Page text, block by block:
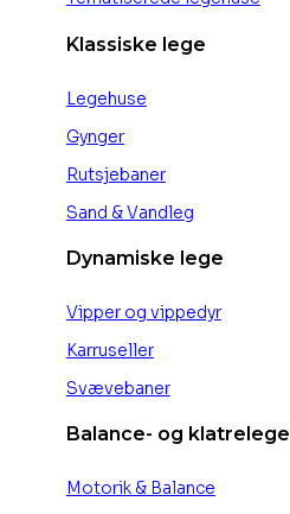
Klassiske lege
Legehuse
Gynger
Rutsjebaner
Sand & Vandleg
Dynamiske lege
Vipper og vippedyr
Karruseller
Svævebaner
Balance- og klatrelege
Motorik & Balance